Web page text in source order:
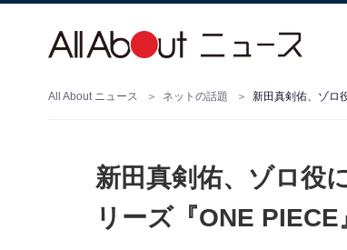
All About ニュース ネットの話題 新田真剣佑、ゾロ
新田真剣佑、ゾロ役
リーズ『ONE